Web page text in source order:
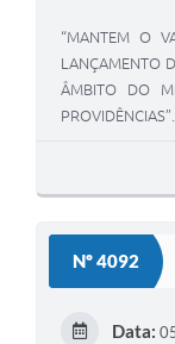
“MANTEM O
LANÇAMENTO
ÂMBITO DO
PROVIDÊNCIAS”.
Nº 4092
Data: